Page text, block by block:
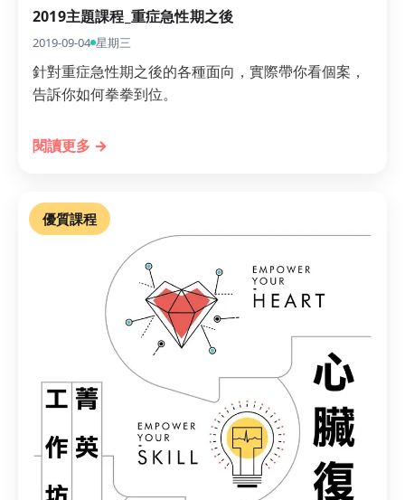
2019主題課程_重症急性期之後
2019-09-04 星期三
針對重症急性期之後的各種面向，實際帶你看個案，
告訴你如何拳拳到位。
閱讀更多 →
優質課程